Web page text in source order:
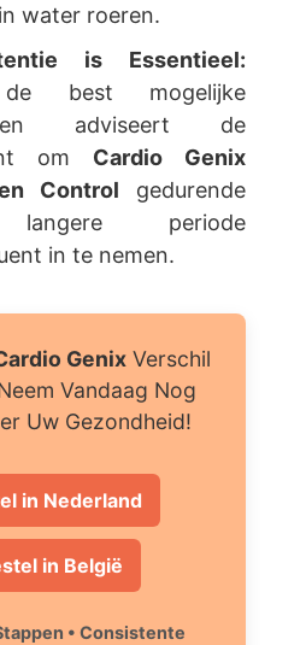
water roeren.
is Essentieel:
best mogelijke
adviseert de
om Cardio Genix
Control gedurende
periode
in te nemen.
Genix Verschil
Vandaag Nog
Uw Gezondheid!
in Nederland
in België
• Consistente